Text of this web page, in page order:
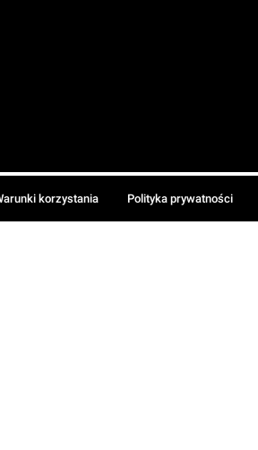
korzystania Polityka prywatności